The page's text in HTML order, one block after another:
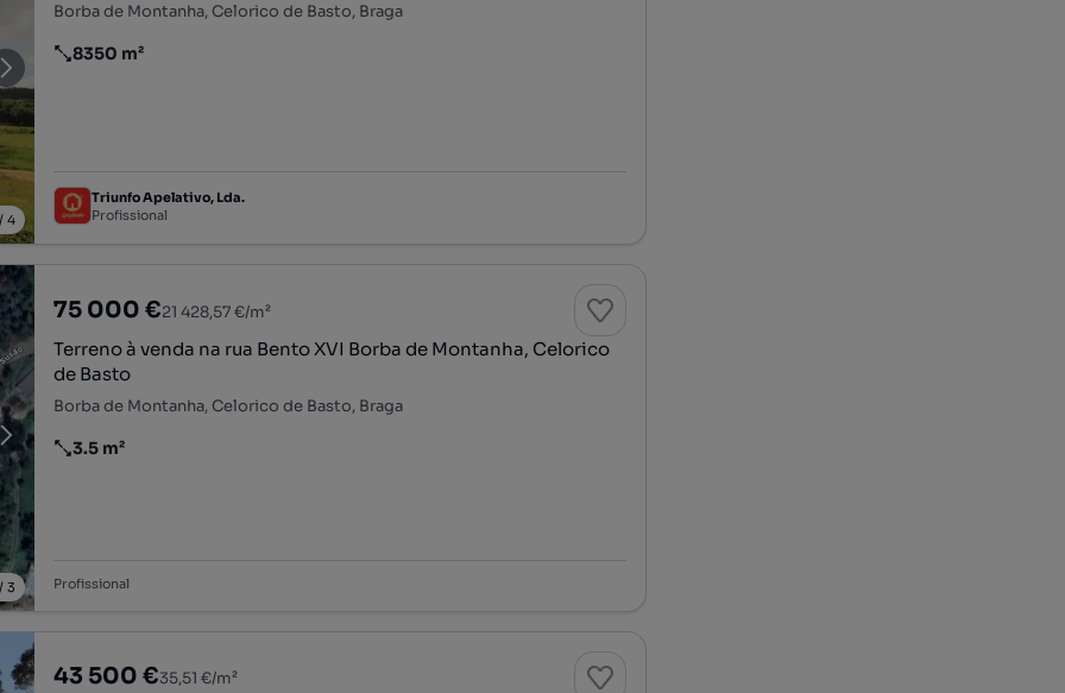
4
Borba de Montanha, Celorico de Basto, Braga
Preço por metro quadrado
8350 m²
Triunfo Apelativo, Lda.
Profissional
3
75 000 €21 428,57 €/m²
Terreno à venda na rua Bento XVI Borba de Montanha, Celorico
de Basto
Borba de Montanha, Celorico de Basto, Braga
Preço por metro quadrado
3.5 m²
Profissional
43 500 €35,51 €/m²